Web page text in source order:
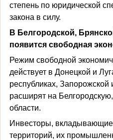
степень по юридической
закона в силу.
В Белгородской,
появится свободная
Режим свободной
действует в Донецкой и
республиках, Запорожской
расширят на
области.
Инвесторы, вкладывающие
территорий, их